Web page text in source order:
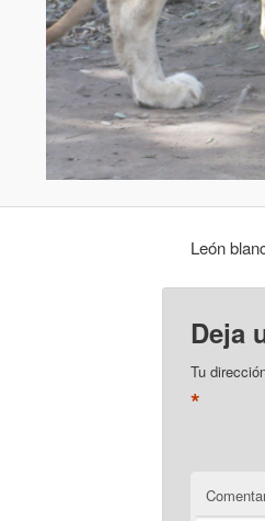
León
Deja
Tu
*